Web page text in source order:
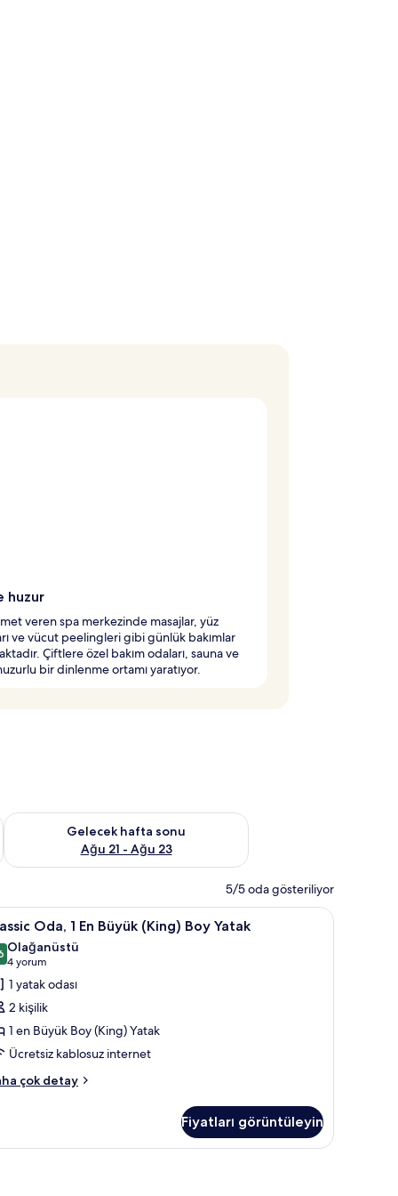
huzur
veren spa merkezinde masajlar, yüz
ve vücut peelingleri gibi günlük bakımlar
Çiftlere özel bakım odaları, sauna ve
bir dinlenme ortamı yaratıyor.
14 - Ağu 16
Gelecek hafta sonu
Ağu 21 - Ağu 23
Önümüzdeki hafta sonu için müsaitliği kontrol et Ağu 21 -
5/5 oda gösteriliyor
| Anti alerjik yatak takımı, kuştüyü yorgan, minibar, odada kasa
Classic Oda, 1 En Büyük (King) Boy Yatak |
4 Oda, 1 En Büyük (King) Boy Yatak
/ 10
Olağanüstü
4 yorum
(4
yorum)
1 yatak odası
2 kişilik
1 en Büyük Boy (King) Yatak
Ücretsiz kablosuz internet
çok detay
Fiyatları görüntüleyin
yatak takımı, kuştüyü yorgan, minibar, odada kasa